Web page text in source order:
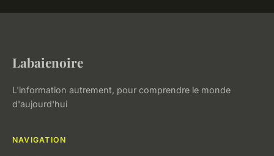
Labaienoire
L'information autrement, pour comprendre le monde
d'aujourd'hui
NAVIGATION